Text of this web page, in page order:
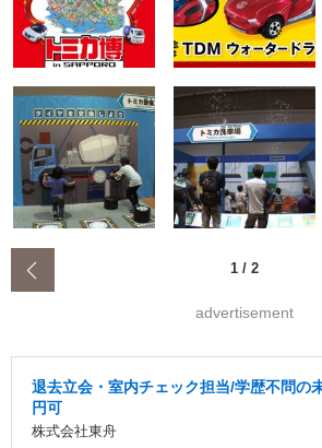
1 / 2
advertisement
退去立会・室内チェック担当/学歴不問の
円可
株式会社東舟